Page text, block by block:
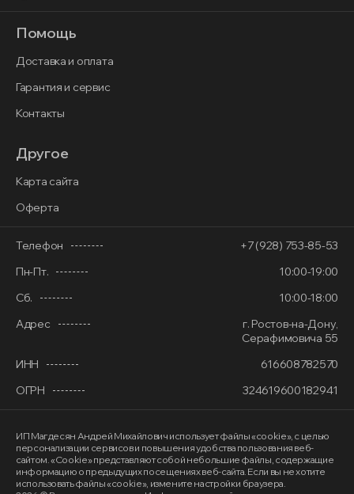
Помощь
Доставка и оплата
Гарантия и сервис
Контакты
Другое
Карта сайта
Оферта
Телефон
+7 (928) 753-85-53
Пн-Пт.
10:00-19:00
Сб.
10:00-18:00
Адрес
г. Ростов-на-Дону,
Серафимовича 55
ИНН
616608782570
ОГРН
324619600182941
ИП Магдесян Андрей Михайлович использует файлы «cookie», с целью
персонализации сервисов и повышения удобства пользования веб-
сайтом. «Cookie» представляют собой небольшие файлы, содержащие
информацию о предыдущих посещениях веб-сайта. Если вы не хотите
использовать файлы «cookie», измените настройки браузера.